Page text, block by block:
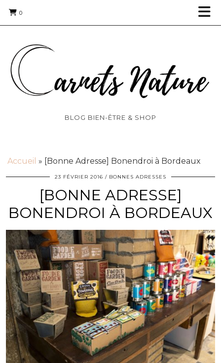
0
BLOG BIEN-ÊTRE & SHOP
Accueil » [Bonne Adresse] Bonendroi à Bordeaux
23 FÉVRIER 2016 BONNES ADRESSES
[BONNE ADRESSE]
BONENDROI À BORDEAUX